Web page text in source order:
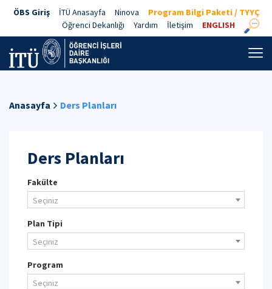
ÖBS Giriş İTÜ Anasayfa Ninova
Program Bilgi Paketi / TYYÇ
Öğrenci Dekanlığı
Yardım İletişim ENGLISH
Anasayfa Ders Planları
Ders Planları
Fakülte
Seçiniz
Plan Tipi
Seçiniz
Program
Seçiniz